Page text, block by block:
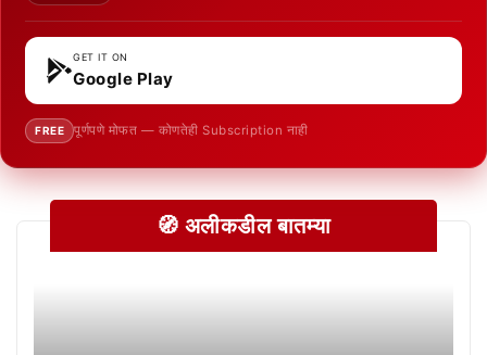
GET IT ON
Google Play
FREE पूर्णपणे मोफत — कोणतेही Subscription नाही
🧭 अलीकडील बातम्या